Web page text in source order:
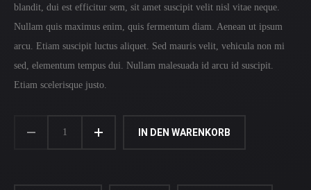
blandit, dui est efficitur sem, sit amet suscipit velit nisl vitae neque.
Nullam quis maximus enim, quis fermentum diam. Aenean ut ipsum
arcu. Etiam suscipit luctus aliquet. Sed mauris velit, vehicula non mi
sed, elementum tempus dui. Nullam malesuada id arcu id suscipit.
Etiam scelerisque justo.
DAVIDSON
IN DEN WARENKORB